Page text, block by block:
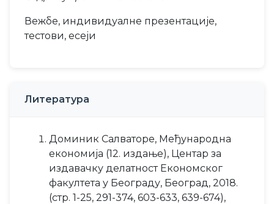
Вежбе, индивидуалне презентације,
тестови, есеји
Литература
Доминик Салваторе, Међународна
економија (12. издање), Центар за
издавачку делатност Економског
факултета у Београду, Београд, 2018.
(стр. 1-25, 291-374, 603-633, 639-674),